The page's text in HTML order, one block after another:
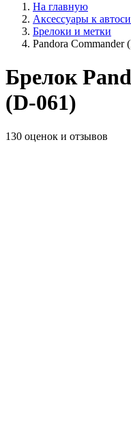
На главную
Аксессуары к
Брелоки и метки
Pandora Commander
Брелок
(D-061)
130 оценок и отзывов